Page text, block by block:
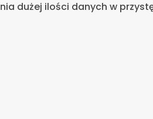
dużej ilości danych w